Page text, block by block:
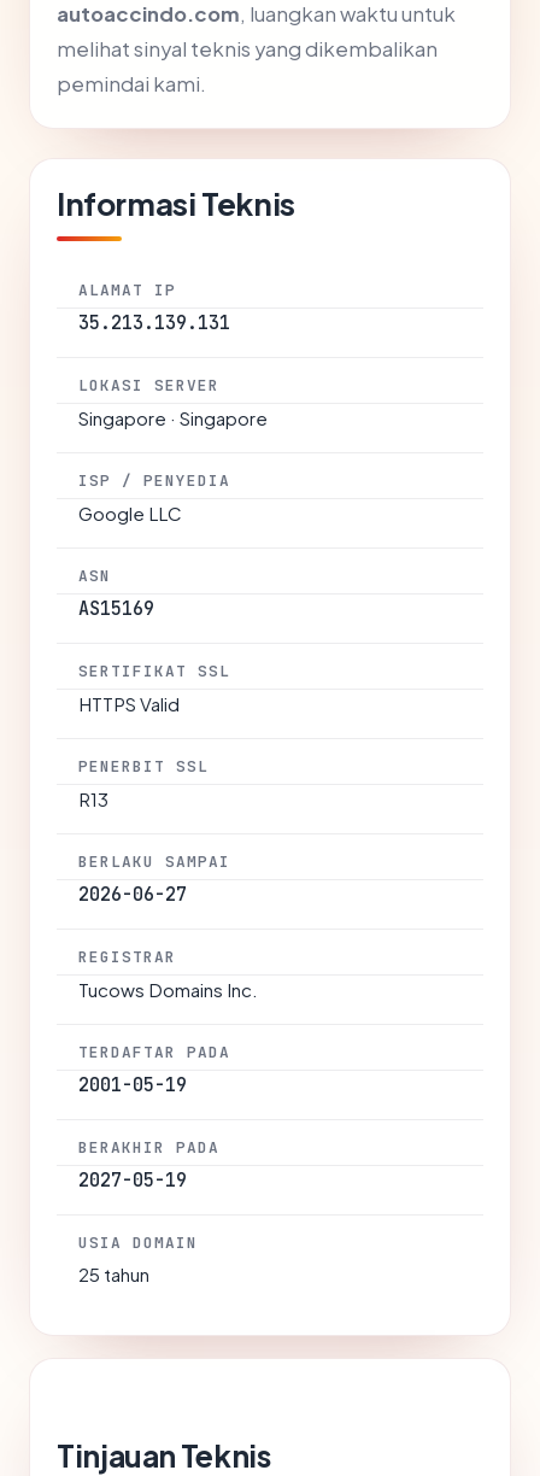
autoaccindo.com, luangkan waktu untuk
melihat sinyal teknis yang dikembalikan
pemindai kami.
Informasi Teknis
ALAMAT IP
35.213.139.131
LOKASI SERVER
Singapore · Singapore
ISP / PENYEDIA
Google LLC
ASN
AS15169
SERTIFIKAT SSL
HTTPS Valid
PENERBIT SSL
R13
BERLAKU SAMPAI
2026-06-27
REGISTRAR
Tucows Domains Inc.
TERDAFTAR PADA
2001-05-19
BERAKHIR PADA
2027-05-19
USIA DOMAIN
25 tahun
Tinjauan Teknis